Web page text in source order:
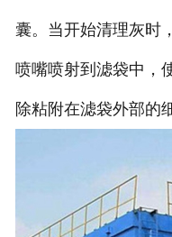
囊。当开始清理灰时
喷嘴喷射到滤袋中，
除粘附在滤袋外部的